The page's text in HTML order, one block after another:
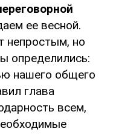
ее весной.
непростым, но
определились:
нашего общего
глава
всем,